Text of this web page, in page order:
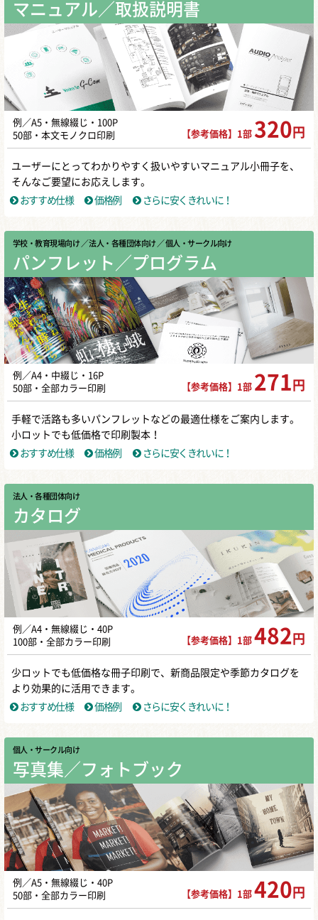
マニュアル／取扱説明書
例／A5・無線綴じ・100P
50部・本文モノクロ印刷
【参考価格】1部 320 円
ユーザーにとってわかりやすく扱いやすいマニュアル小冊子を、
そんなご要望にお応えします。
おすすめ仕様
価格例 さらに安くきれいに！
学校・教育現場向け ／ 法人・各種団体向け ／ 個人・サークル向け
パンフレット／プログラム
例／A4・中綴じ・16P
50部・全部カラー印刷
【参考価格】1部 271 円
手軽で活路も多いパンフレットなどの最適仕様をご案内します。
小ロットでも低価格で印刷製本！
おすすめ仕様
価格例 さらに安くきれいに！
法人・各種団体向け
カタログ
例／A4・無線綴じ・40P
100部・全部カラー印刷
【参考価格】1部 482 円
少ロットでも低価格な冊子印刷で、新商品限定や季節カタログを
より効果的に活用できます。
おすすめ仕様
価格例 さらに安くきれいに！
個人・サークル向け
写真集／フォトブック
例／A5・無線綴じ・40P
50部・全部カラー印刷
【参考価格】1部 420 円